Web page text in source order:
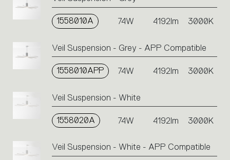
action.
1558010A 74W 4192lm 3000K
Veil Suspension - Grey - APP Compatible
1558010APP 74W 4192lm 3000K
Veil Suspension - White
1558020A 74W 4192lm 3000K
Veil Suspension - White - APP Compatible